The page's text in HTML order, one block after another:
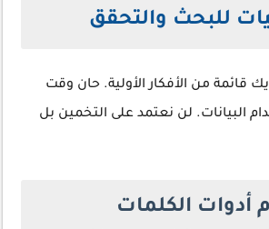
للبحث والتحقق
قائمة من الأفكار الأولية. حان وقت
البيانات. لن نعتمد على التخمين بل
أدوات الكلمات